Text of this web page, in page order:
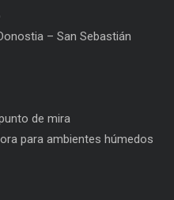
– San Sebastián
de mira
para ambientes húmedos